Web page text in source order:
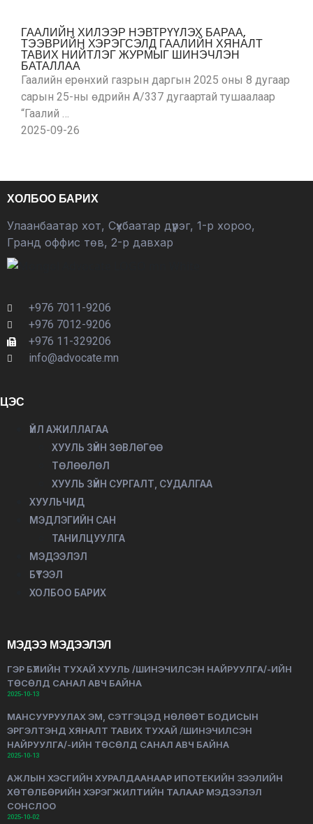
ГААЛИЙН ХИЛЭЭР НЭВТРҮҮЛЭХ БАРАА,
ТЭЭВРИЙН ХЭРЭГСЭЛД ГААЛИЙН ХЯНАЛТ
ТАВИХ НИЙТЛЭГ ЖУРМЫГ ШИНЭЧЛЭН
БАТАЛЛАА
Гаалийн ерөнхий газрын даргын 2025 оны 8 дугаар
сарын 25-ны өдрийн А/337 дугаартай тушаалаар
“Гаалий …
2025-09-26
ХОЛБОО БАРИХ
Улаанбаатар хот, Сүхбаатар дүүрэг, 1-р хороо,
Гранд оффис төв, 2-р давхар
+976 7011-9206
+976 7012-9206
+976 11-329206
info@advocate.mn
ЦЭС
ҮЙЛ АЖИЛЛАГАА
ХУУЛЬ ЗҮЙН ЗӨВЛӨГӨӨ
ТӨЛӨӨЛӨЛ
ХУУЛЬ ЗҮЙН СУРГАЛТ, СУДАЛГАА
ХУУЛЬЧИД
МЭДЛЭГИЙН САН
ТАНИЛЦУУЛГА
МЭДЭЭЛЭЛ
БҮТЭЭЛ
ХОЛБОО БАРИХ
МЭДЭЭ МЭДЭЭЛЭЛ
ГЭР БҮЛИЙН ТУХАЙ ХУУЛЬ /ШИНЭЧИЛСЭН НАЙРУУЛГА/-ИЙН
ТӨСӨЛД САНАЛ АВЧ БАЙНА
2025-10-13
МАНСУУРУУЛАХ ЭМ, СЭТГЭЦЭД НӨЛӨӨТ БОДИСЫН
ЭРГЭЛТЭНД ХЯНАЛТ ТАВИХ ТУХАЙ /ШИНЭЧИЛСЭН
НАЙРУУЛГА/-ИЙН ТӨСӨЛД САНАЛ АВЧ БАЙНА
2025-10-13
АЖЛЫН ХЭСГИЙН ХУРАЛДААНААР ИПОТЕКИЙН ЗЭЭЛИЙН
ХӨТӨЛБӨРИЙН ХЭРЭГЖИЛТИЙН ТАЛААР МЭДЭЭЛЭЛ
СОНСЛОО
2025-10-02